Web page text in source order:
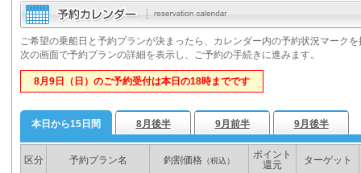
ご希望の乗船日と予約プランが決まったら、カレンダー内の予約状況マーク
次の画面で予約プランの詳細を表示し、ご予約の手続きに進みます。
8月9日（日）のご予約受付は本日の18時までです
本日から15日間 8月後半 9月前半 9月後半
区分 予約プラン名 釣割価格 （税込）
ポイント
還元
ターゲット